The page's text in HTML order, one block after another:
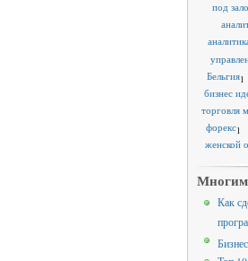
под
Бельгия1
бизнес
торговля
форекс1
женской
Многим
Как